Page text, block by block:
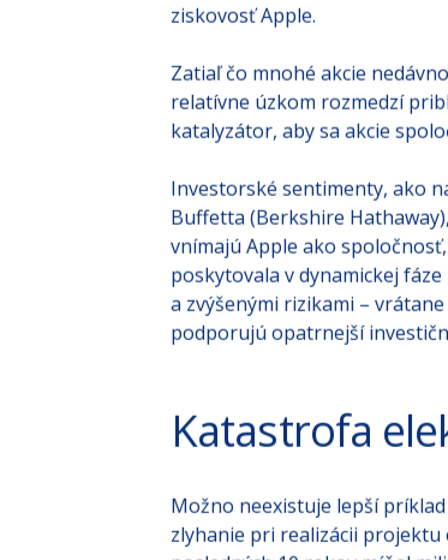
veľkej miere podporuje
vyššou maržou. Nákladové
ziskovosť Apple.
Zatiaľ čo mnohé akcie
relatívne úzkom rozmedzí
katalyzátor, aby sa akcie
Investorské sentimenty, ako
Buffetta (Berkshire
vnímajú Apple ako
poskytovala v dynamickej
podporujú opatrnejší
Katastrofa